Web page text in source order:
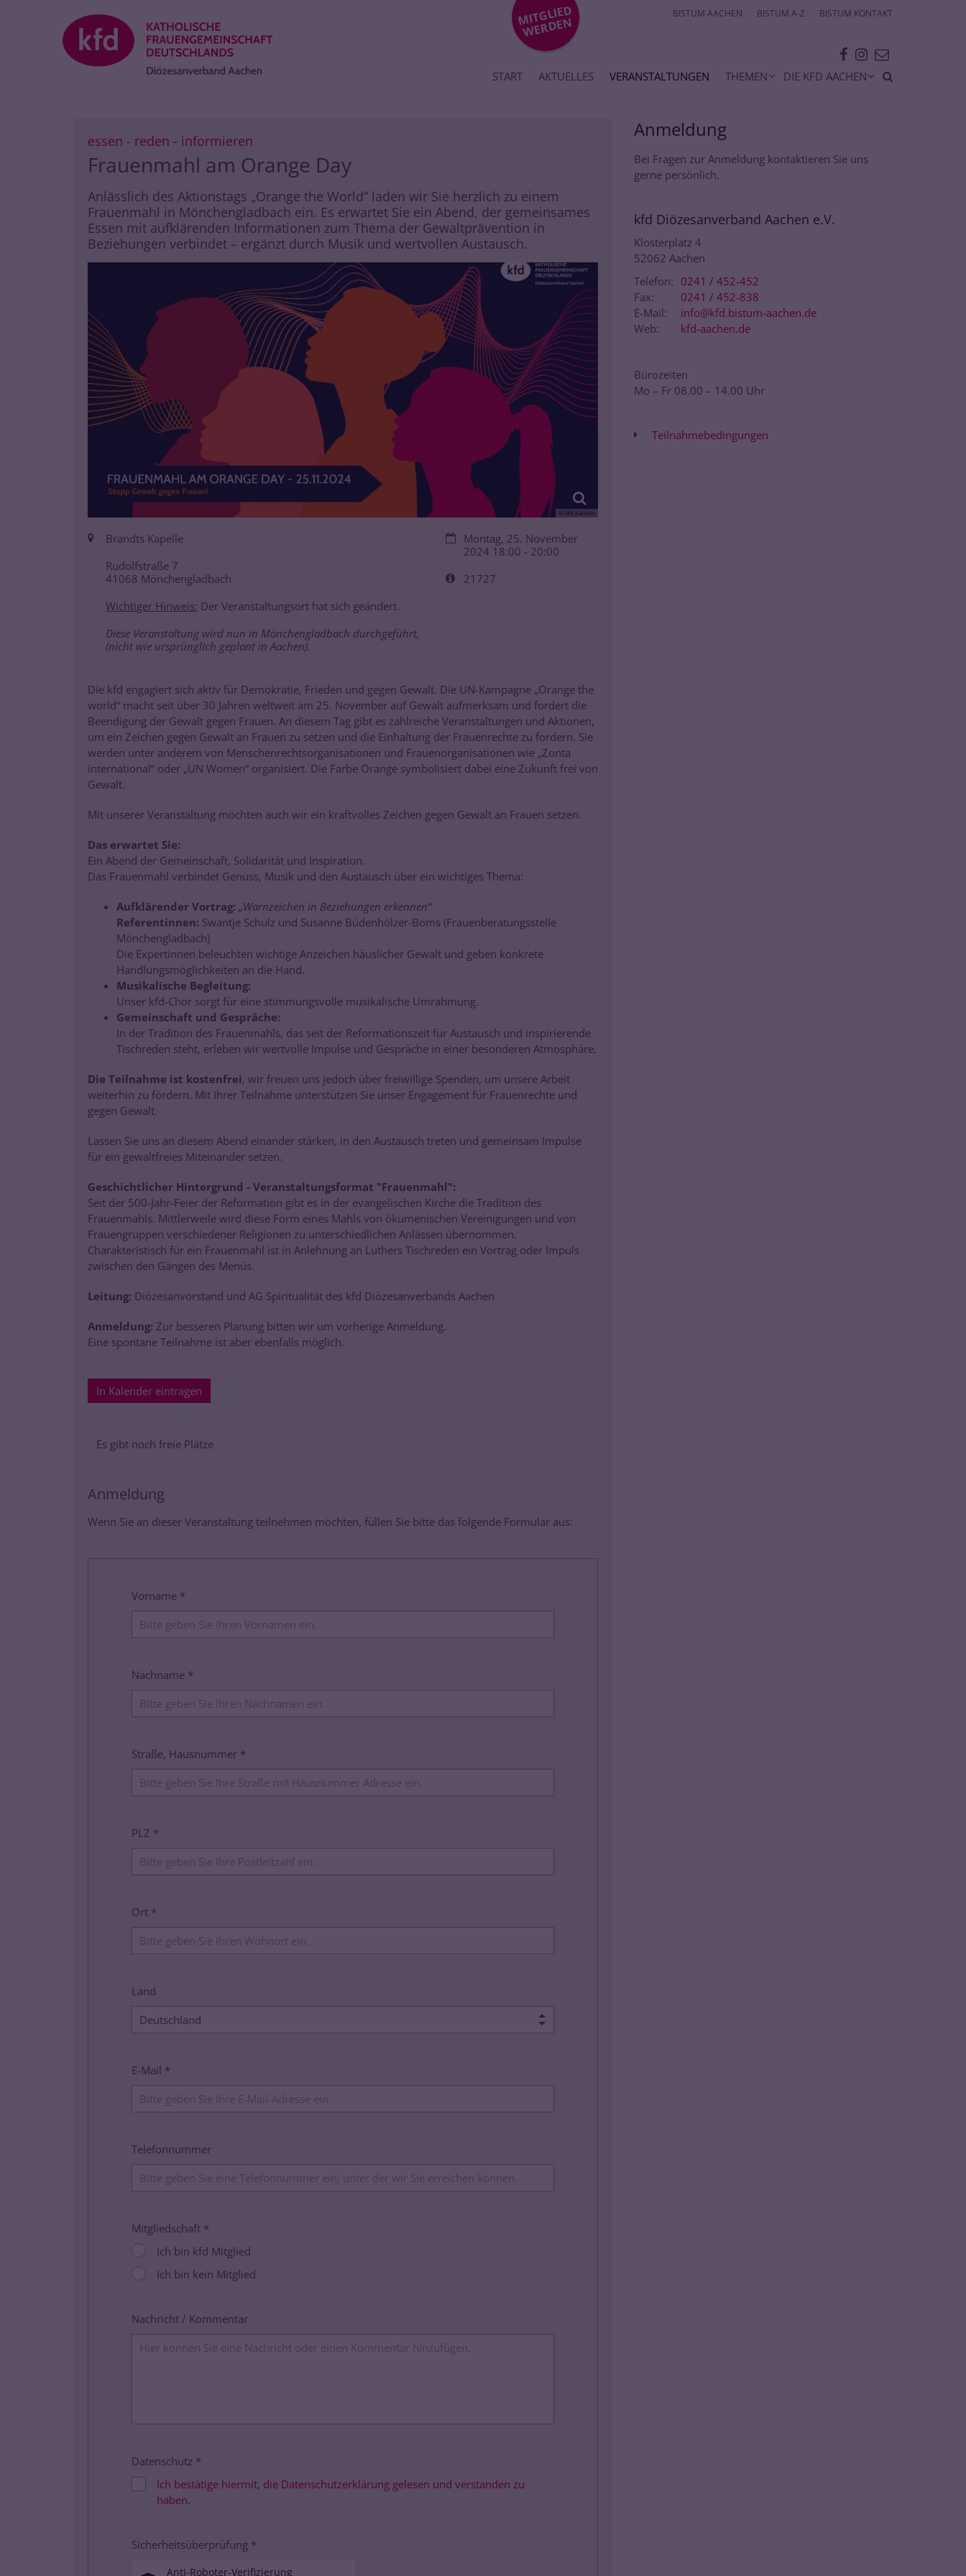
BISTUM AACHEN BISTUM A-Z BISTUM KONTAKT
START AKTUELLES VERANSTALTUNGEN THEMEN DIE KFD AACHEN
MIT
GLIE
D
WE
R
DE
N
essen - reden - informieren
Frauenmahl am Orange Day
Anlässlich des Aktionstags „Orange the World“ laden wir Sie herzlich zu einem
Frauenmahl in Mönchengladbach ein. Es erwartet Sie ein Abend, der gemeinsames
Essen mit aufklärenden Informationen zum Thema der Gewaltprävention in
Beziehungen verbindet – ergänzt durch Musik und wertvollen Austausch.
© kfd Aachen
Datum:Montag, 25. November
2024 18:00 - 20:00
Art bzw. Nummer:
21727
Ort: Brandts Kapelle
Rudolfstraße 7
41068 Mönchengladbach
Wichtiger Hinweis: Der Veranstaltungsort hat sich geändert.
Diese Veranstaltung wird nun in Mönchengladbach durchgeführt,
(nicht wie ursprünglich geplant in Aachen).
Die kfd engagiert sich aktiv für Demokratie, Frieden und gegen Gewalt. Die UN-Kampagne „Orange the
world“ macht seit über 30 Jahren weltweit am 25. November auf Gewalt aufmerksam und fordert die
Beendigung der Gewalt gegen Frauen. An diesem Tag gibt es zahlreiche Veranstaltungen und Aktionen,
um ein Zeichen gegen Gewalt an Frauen zu setzen und die Einhaltung der Frauenrechte zu fordern. Sie
werden unter anderem von Menschenrechtsorganisationen und Frauenorganisationen wie „Zonta
international“ oder „UN Women“ organisiert. Die Farbe Orange symbolisiert dabei eine Zukunft frei von
Gewalt.
Mit unserer Veranstaltung möchten auch wir ein kraftvolles Zeichen gegen Gewalt an Frauen setzen.
Das erwartet Sie:
Ein Abend der Gemeinschaft, Solidarität und Inspiration.
Das Frauenmahl verbindet Genuss, Musik und den Austausch über ein wichtiges Thema:
Aufklärender Vortrag: „Warnzeichen in Beziehungen erkennen“
Referentinnen: Swantje Schulz und Susanne Büdenhölzer-Boms (Frauenberatungsstelle
Mönchengladbach)
Die Expertinnen beleuchten wichtige Anzeichen häuslicher Gewalt und geben konkrete
Handlungsmöglichkeiten an die Hand.
Musikalische Begleitung:
Unser kfd-Chor sorgt für eine stimmungsvolle musikalische Umrahmung.
Gemeinschaft und Gespräche:
In der Tradition des Frauenmahls, das seit der Reformationszeit für Austausch und inspirierende
Tischreden steht, erleben wir wertvolle Impulse und Gespräche in einer besonderen Atmosphäre.
Die Teilnahme ist kostenfrei, wir freuen uns jedoch über freiwillige Spenden, um unsere Arbeit
weiterhin zu fördern. Mit Ihrer Teilnahme unterstützen Sie unser Engagement für Frauenrechte und
gegen Gewalt.
Lassen Sie uns an diesem Abend einander stärken, in den Austausch treten und gemeinsam Impulse
für ein gewaltfreies Miteinander setzen.
Geschichtlicher Hintergrund - Veranstaltungsformat "Frauenmahl":
Seit der 500-Jahr-Feier der Reformation gibt es in der evangelischen Kirche die Tradition des
Frauenmahls. Mittlerweile wird diese Form eines Mahls von ökumenischen Vereinigungen und von
Frauengruppen verschiedener Religionen zu unterschiedlichen Anlässen übernommen.
Charakteristisch für ein Frauenmahl ist in Anlehnung an Luthers Tischreden ein Vortrag oder Impuls
zwischen den Gängen des Menüs.
Leitung: Diözesanvorstand und AG Spiritualität des kfd Diözesanverbands Aachen
Anmeldung: Zur besseren Planung bitten wir um vorherige Anmeldung.
Eine spontane Teilnahme ist aber ebenfalls möglich.
In Kalender eintragen
Es gibt noch freie Plätze
Anmeldung
Wenn Sie an dieser Veranstaltung teilnehmen möchten, füllen Sie bitte das folgende Formular aus:
Vorname *
Nachname *
Straße, Hausnummer *
PLZ *
Ort *
Land
E-Mail *
Telefonnummer
Mitgliedschaft *
Ich bin kfd Mitglied
Ich bin kein Mitglied
Nachricht / Kommentar
Datenschutz *
Ich bestätige hiermit, die Datenschutzerklärung gelesen und verstanden zu
haben.
Sicherheitsüberprüfung *
Anti-Roboter-Verifizierung
Anmeldung
Bei Fragen zur Anmeldung kontaktieren Sie uns
gerne persönlich.
kfd Diözesanverband Aachen e.V.
Klosterplatz 4
52062 Aachen
Telefon: 0241 / 452-452
Fax:
0241 / 452-838
E-Mail:
info@kfd.bistum-aachen.de
Web:
kfd-aachen.de
Bürozeiten
Mo – Fr 08.00 – 14.00 Uhr
Teilnahmebedingungen